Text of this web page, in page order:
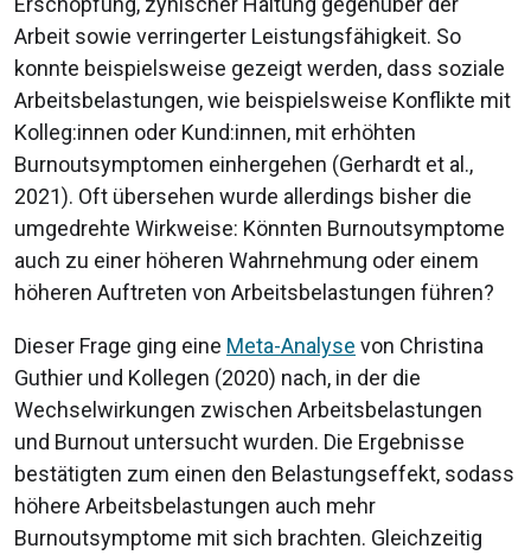
Arbeit sowie verringerter Leistungsfähigkeit. So
konnte beispielsweise gezeigt werden, dass soziale
Arbeitsbelastungen, wie beispielsweise Konflikte mit
Kolleg:innen oder Kund:innen, mit erhöhten
Burnoutsymptomen einhergehen (Gerhardt et al.,
2021). Oft übersehen wurde allerdings bisher die
umgedrehte Wirkweise: Könnten Burnoutsymptome
auch zu einer höheren Wahrnehmung oder einem
höheren Auftreten von Arbeitsbelastungen führen?
Dieser Frage ging eine Meta-Analyse von Christina
Guthier und Kollegen (2020) nach, in der die
Wechselwirkungen zwischen Arbeitsbelastungen
und Burnout untersucht wurden. Die Ergebnisse
bestätigten zum einen den Belastungseffekt, sodass
höhere Arbeitsbelastungen auch mehr
Burnoutsymptome mit sich brachten. Gleichzeitig